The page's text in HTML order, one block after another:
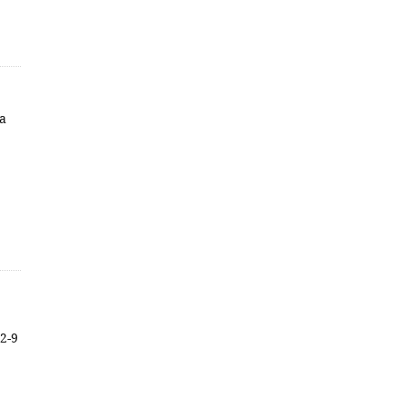
9